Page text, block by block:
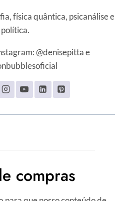
física quântica, psicanálise e
política.
@denisepitta e
compras